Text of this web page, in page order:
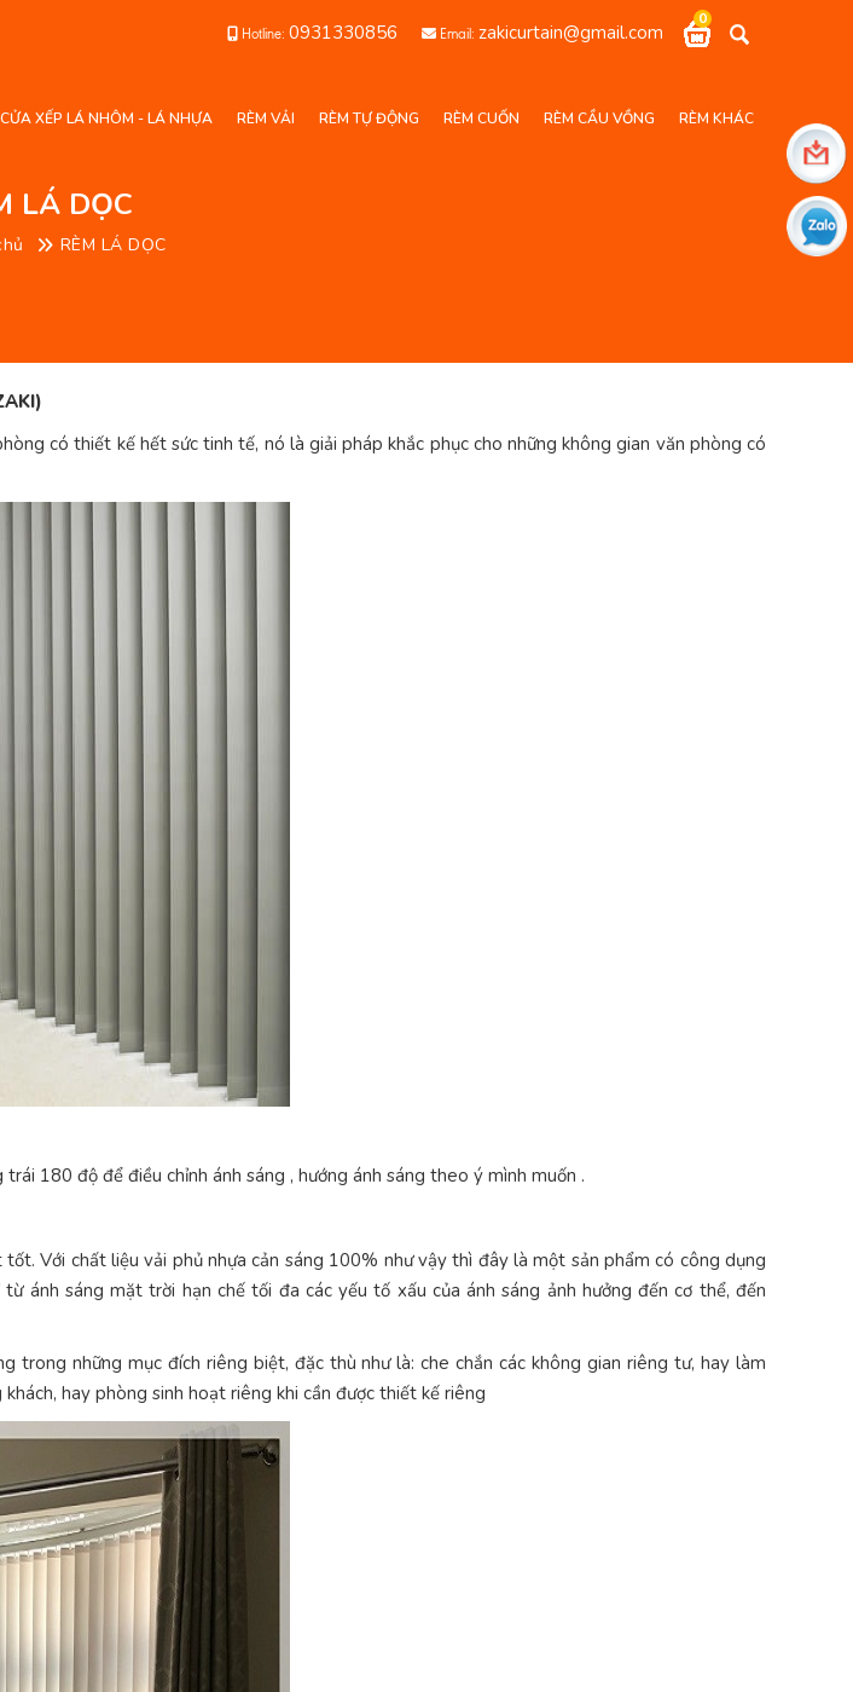
Hotline: 0931330856 Email: zakicurtain@gmail.com
0
CỬA XẾP LÁ NHÔM - LÁ NHỰA RÈM VẢI RÈM TỰ ĐỘNG RÈM CUỐN RÈM CẦU VỒNG RÈM KHÁC
LÁ DỌC
RÈM LÁ DỌC
có thiết kế hết sức tinh tế, nó là giải pháp khắc phục cho những không gian văn phòng có
180 độ để điều chỉnh ánh sáng , hướng ánh sáng theo ý mình muốn .
tốt. Với chất liệu vải phủ nhựa cản sáng 100% như vậy thì đây là một sản phẩm có công dụng
ánh sáng mặt trời hạn chế tối đa các yếu tố xấu của ánh sáng ảnh hưởng đến cơ thể, đến
trong những mục đích riêng biệt, đặc thù như là: che chắn các không gian riêng tư, hay làm
hay phòng sinh hoạt riêng khi cần được thiết kế riêng